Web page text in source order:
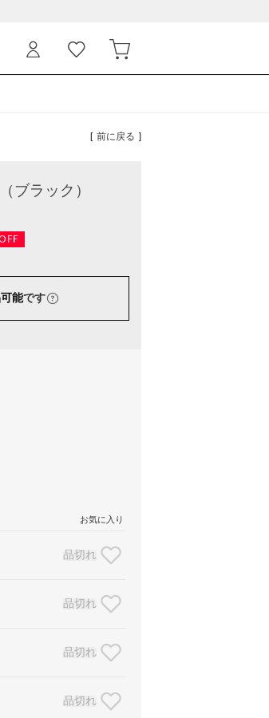
[ 前に戻る ]
ブラック）
能です
お気に入り
品切れ
品切れ
品切れ
品切れ